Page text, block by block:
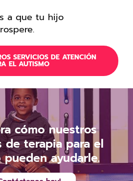
a que tu hijo
SERVICIOS DE ATENCIÓN
EL AUTISMO
cómo nuestros
de terapia para el
ayudarle.